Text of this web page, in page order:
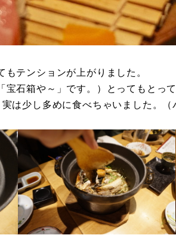
テンションが上がりました。
石箱や～」です。）とってもとっ
は少し多めに食べちゃいました。（